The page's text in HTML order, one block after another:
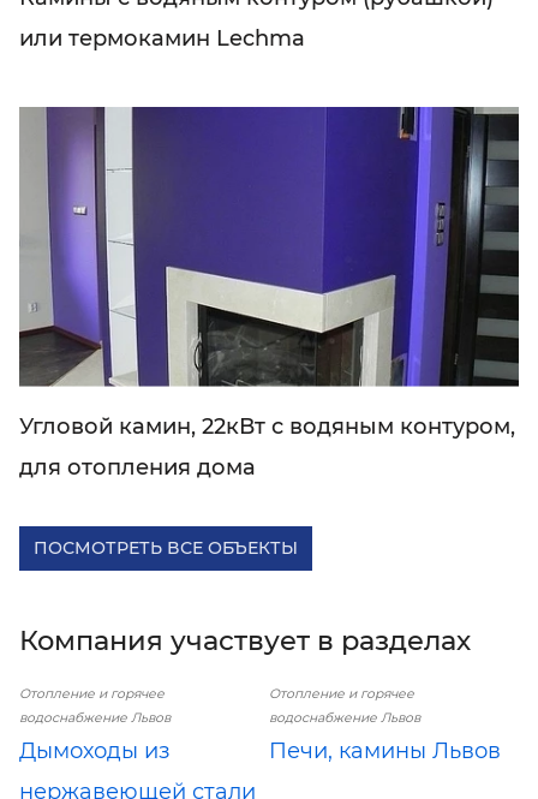
или термокамин Lechma
Угловой камин, 22кВт с водяным контуром,
для отопления дома
ПОСМОТРЕТЬ ВСЕ ОБЪЕКТЫ
Компания участвует в разделах
Отопление и горячее
водоснабжение Львов
Дымоходы из
нержавеющей стали
Отопление и горячее
водоснабжение Львов
Печи, камины Львов